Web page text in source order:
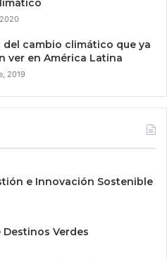
cambio climático que ya
ver en América Latina
2019
e Innovación Sostenible
Verdes